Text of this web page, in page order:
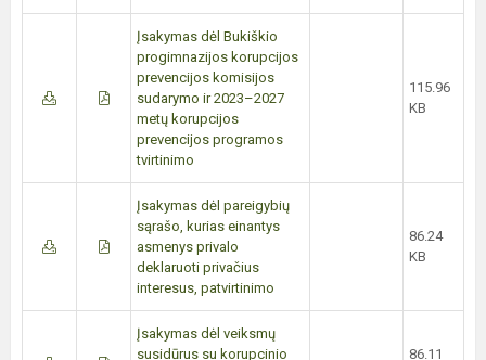
Įsakymas dėl Bukiškio
progimnazijos korupcijos
prevencijos komisijos
sudarymo ir 2023–2027
metų korupcijos
prevencijos programos
tvirtinimo
115.96
KB
Įsakymas dėl pareigybių
sąrašo, kurias einantys
asmenys privalo
deklaruoti privačius
interesus, patvirtinimo
86.24
KB
Įsakymas dėl veiksmų
susidūrus su korupcinio
86.11